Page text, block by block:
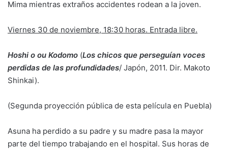
Mima mientras extraños accidentes rodean a la joven.
Viernes 30 de noviembre, 18:30 horas. Entrada libre.
Hoshi o ou Kodomo (Los chicos que perseguían voces
perdidas de las profundidades/ Japón, 2011. Dir. Makoto
Shinkai).
(Segunda proyección pública de esta película en Puebla)
Asuna ha perdido a su padre y su madre pasa la mayor
parte del tiempo trabajando en el hospital. Sus horas de